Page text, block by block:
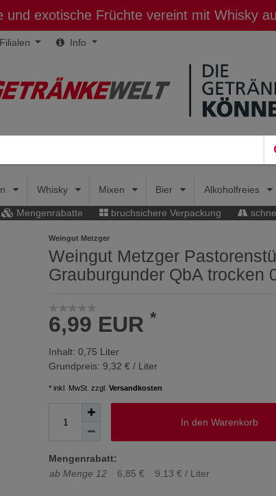
und exotische Früchte vereint mit Whisky
Filialen Info
Whisky Mixen Bier Alkoholfreies
Mengenrabatte bruchsichere Verpackung
Weingut Metzger
Weingut Metzger
Grauburgunder QbA trocken
6,99 EUR *
Inhalt: 0,75 Liter
Grundpreis: 9,32 € / Liter
* inkl. MwSt. zzgl. Versandkosten
In den Warenkorb
Mengenrabatt:
ab Menge 12
6,85 € 9,13 € / Liter